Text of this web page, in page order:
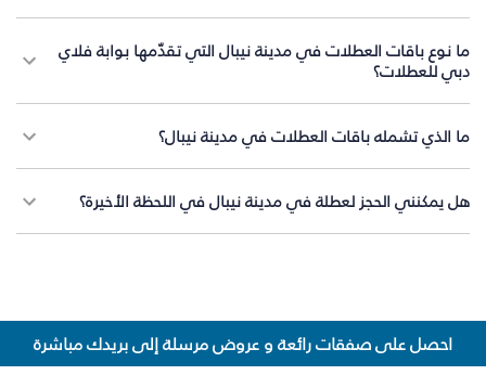
ما نوع باقات العطلات في مدينة نيبال التي تقدّمها بوابة فلاي
دبي للعطلات؟
ما الذي تشمله باقات العطلات في مدينة نيبال؟
هل يمكنني الحجز لعطلة في مدينة نيبال في اللحظة الأخيرة؟
احصل على صفقات رائعة و عروض مرسلة إلى بريدك مباشرة